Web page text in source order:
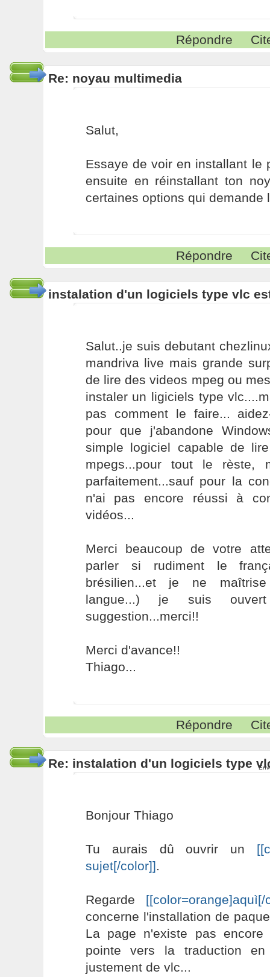
Répondre
Re: noyau multimedia
Salut,
Essaye de voir en installant le
ensuite en réinstallant ton
certaines options qui demande
Répondre
instalation d'un logiciels type vlc
Salut..je suis debutant
mandriva live mais grande
de lire des videos mpeg ou
instaler un ligiciels type
pas comment le faire...
pour que j'abandone
simple logiciel capable de
mpegs...pour tout le rèste,
parfaitement...sauf pour la
n'ai pas encore réussi à
vidéos...
Merci beaucoup de votre
parler si rudiment le
brésilien...et je ne
langue...) je suis
suggestion...merci!!
Merci d'avance!!
Thiago...
Répondre
Re: instalation d'un logiciels type
Bonjour Thiago
Tu aurais dû ouvrir un
sujet[/color]].
Regarde [[color=orange]aquì[/
concerne l'installation de
La page n'existe pas
pointe vers la traduction
justement de vlc...